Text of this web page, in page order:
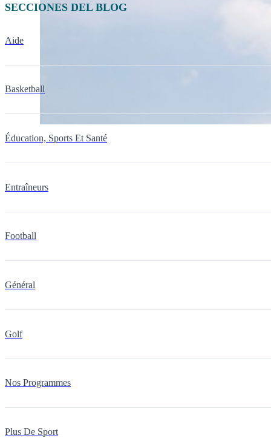
SECCIONES DEL BLOG
Aide
Basketball
Éducation, Sports Et Santé
Entraîneurs
Football
Général
Golf
Nos Programmes
Plus De Sport